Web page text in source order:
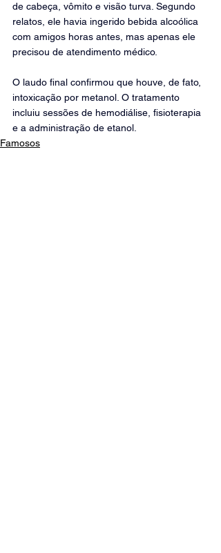
de cabeça, vômito e visão turva. Segundo
relatos, ele havia ingerido bebida alcoólica
com amigos horas antes, mas apenas ele
precisou de atendimento médico.
O laudo final confirmou que houve, de fato,
intoxicação por metanol. O tratamento
incluiu sessões de hemodiálise, fisioterapia
e a administração de etanol.
Famosos